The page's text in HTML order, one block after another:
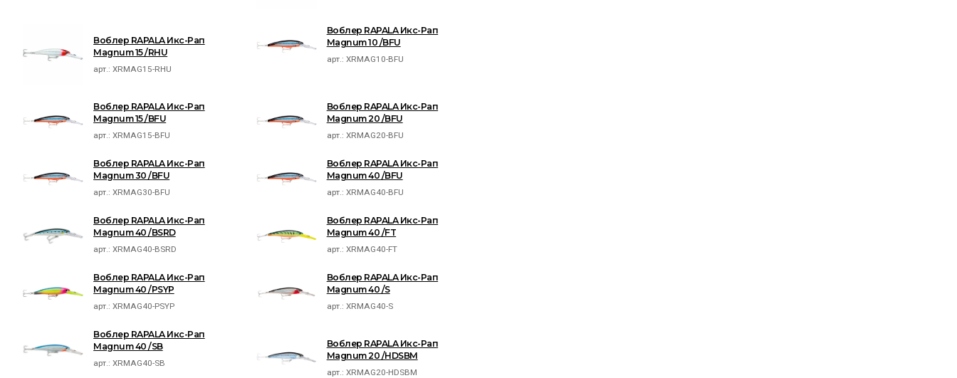
Воблер RAPALA Икс-Рап
Magnum 15 /RHU
арт.:XRMAG15-RHU
Воблер RAPALA Икс-Рап
Magnum 10 /BFU
арт.: XRMAG10-BFU
Воблер RAPALA Икс-Рап
Magnum 15 /BFU
арт.:XRMAG15-BFU
Воблер RAPALA Икс-Рап
Magnum 20 /BFU
арт.: XRMAG20-BFU
Воблер RAPALA Икс-Рап
Magnum 30 /BFU
арт.:XRMAG30-BFU
Воблер RAPALA Икс-Рап
Magnum 40 /BFU
арт.: XRMAG40-BFU
Воблер RAPALA Икс-Рап
Magnum 40 /BSRD
арт.:XRMAG40-BSRD
Воблер RAPALA Икс-Рап
Magnum 40 /FT
арт.: XRMAG40-FT
Воблер RAPALA Икс-Рап
Magnum 40 /PSYP
арт.:XRMAG40-PSYP
Воблер RAPALA Икс-Рап
Magnum 40 /S
арт.: XRMAG40-S
Воблер RAPALA Икс-Рап
Magnum 40 /SB
арт.:XRMAG40-SB
Воблер RAPALA Икс-Рап
Magnum 20 /HDSBM
арт.: XRMAG20-HDSBM